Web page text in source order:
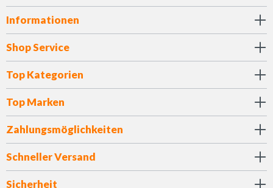
Informationen
Shop Service
Top Kategorien
Top Marken
Zahlungsmöglichkeiten
Schneller Versand
Sicherheit